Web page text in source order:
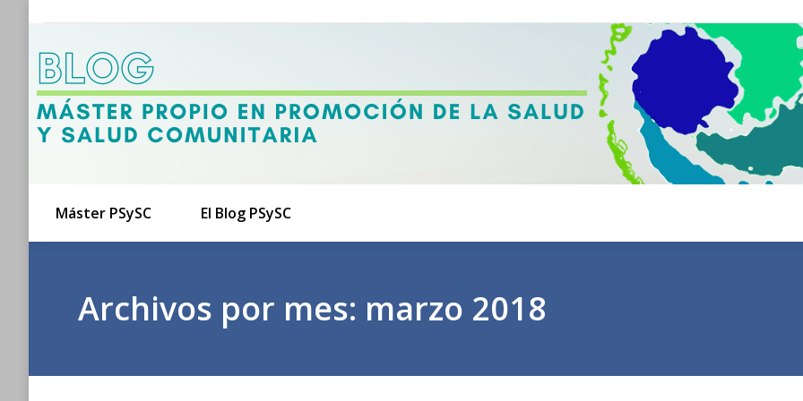
Máster PSySC El Blog PSySC
Archivos por mes: marzo 2018